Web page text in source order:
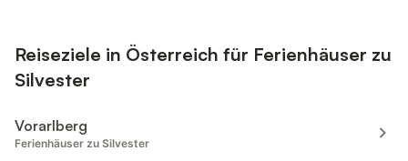
Reiseziele in Österreich für Ferienhäuser zu
Silvester
Vorarlberg
Ferienhäuser zu Silvester